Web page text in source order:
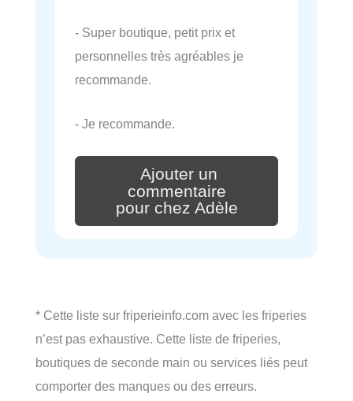
- Super boutique, petit prix et
personnelles très agréables je
recommande.
- Je recommande.
Ajouter un
commentaire
pour chez Adèle
* Cette liste sur friperieinfo.com avec les friperies
n’est pas exhaustive. Cette liste de friperies,
boutiques de seconde main ou services liés peut
comporter des manques ou des erreurs.